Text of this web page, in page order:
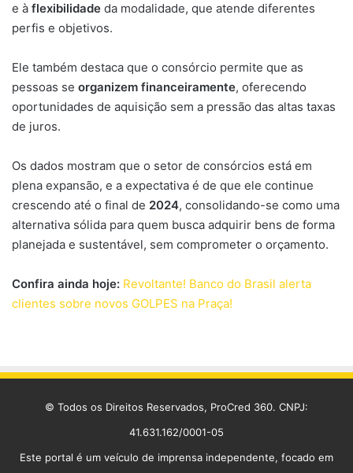
e à flexibilidade da modalidade, que atende diferentes
perfis e objetivos.
Ele também destaca que o consórcio permite que as
pessoas se organizem financeiramente, oferecendo
oportunidades de aquisição sem a pressão das altas taxas
de juros.
Os dados mostram que o setor de consórcios está em
plena expansão, e a expectativa é de que ele continue
crescendo até o final de 2024, consolidando-se como uma
alternativa sólida para quem busca adquirir bens de forma
planejada e sustentável, sem comprometer o orçamento.
Confira ainda hoje: Revoltante! Banco do Brasil alerta
clientes sobre novos GOLPES na Praça!
© Todos os Direitos Reservados, ProCred 360. CNPJ:
41.631.162/0001-05
Este portal é um veículo de imprensa independente, focado em